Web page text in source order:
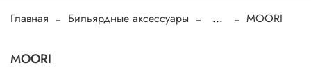
Главная Бильярдные аксессуары ... MOORI
MOORI